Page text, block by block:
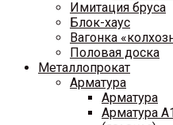
Имитация бруса
Блок-хаус
Вагонка
Половая доска
Металлопрокат
Арматура
Арматура
Арматура